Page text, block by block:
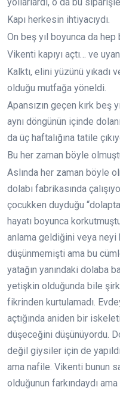
Kapı herkesin ihtiyacıydı.
On beş yıl boyunca da hep
Vikenti kapıyı açtı… ve
Kalktı, elini yüzünü yıkadı
olduğu mutfağa yöneldi.
Apansızın geçen kırk beş
aynı döngünün içinde
da üç haftalığına tatile
Bu her zaman böyle
Aslında her zaman böyle
dolabı fabrikasında
çocukken duyduğu
hayatı boyunca
anlama geldiğini veya
düşünmemişti ama bu
yatağın yanındaki dolaba
yetişkin olduğunda bile
fikrinden kurtulamadı.
açtığında aniden bir
düşeceğini düşünüyordu.
değil giysiler için de
ama nafile. Vikenti bunun
olduğunun farkındaydı